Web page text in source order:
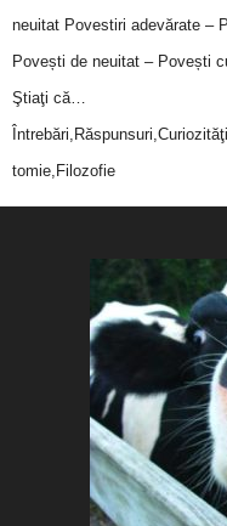
neuitat Povestiri adevărate –
Povești de neuitat – Povești
Ştiaţi că…
tomie,Filozofie